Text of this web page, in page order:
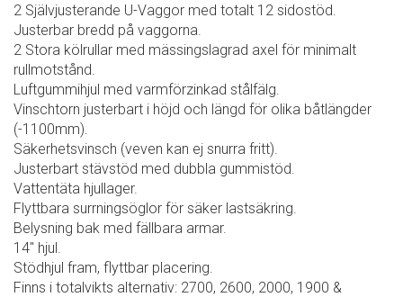
2 Självjusterande U-Vaggor med totalt 12 sidostöd.
Justerbar bredd på vaggorna.
2 Stora kölrullar med mässingslagrad axel för minimalt
rullmotstånd.
Luftgummihjul med varmförzinkad stålfälg.
Vinschtorn justerbart i höjd och längd för olika båtlängder
(-1100mm).
Säkerhetsvinsch (veven kan ej snurra fritt).
Justerbart stävstöd med dubbla gummistöd.
Vattentäta hjullager.
Flyttbara surrningsöglor för säker lastsäkring.
Belysning bak med fällbara armar.
14" hjul.
Stödhjul fram, flyttbar placering.
Finns i totalvikts alternativ: 2700, 2600, 2000, 1900 &